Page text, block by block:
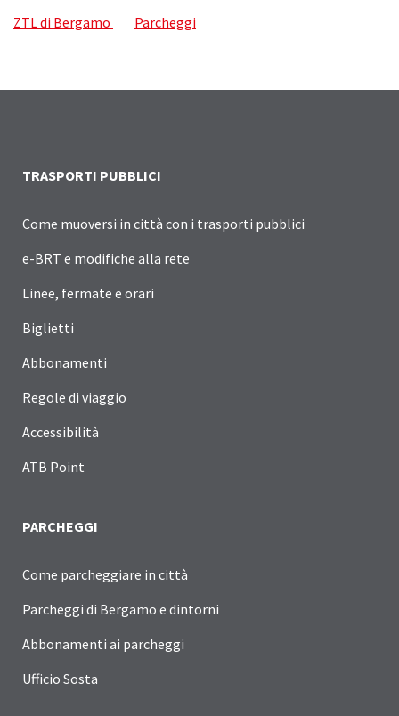
ZTL di Bergamo Parcheggi
TRASPORTI PUBBLICI
Come muoversi in città con i trasporti pubblici
e-BRT e modifiche alla rete
Linee, fermate e orari
Biglietti
Abbonamenti
Regole di viaggio
Accessibilità
ATB Point
PARCHEGGI
Come parcheggiare in città
Parcheggi di Bergamo e dintorni
Abbonamenti ai parcheggi
Ufficio Sosta